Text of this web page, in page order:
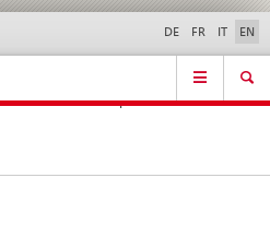
Contact | Support &
Help
DE FR IT EN